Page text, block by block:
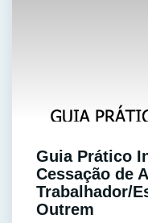
Guia Prático
Cessação de
Trabalhador/
Outrem